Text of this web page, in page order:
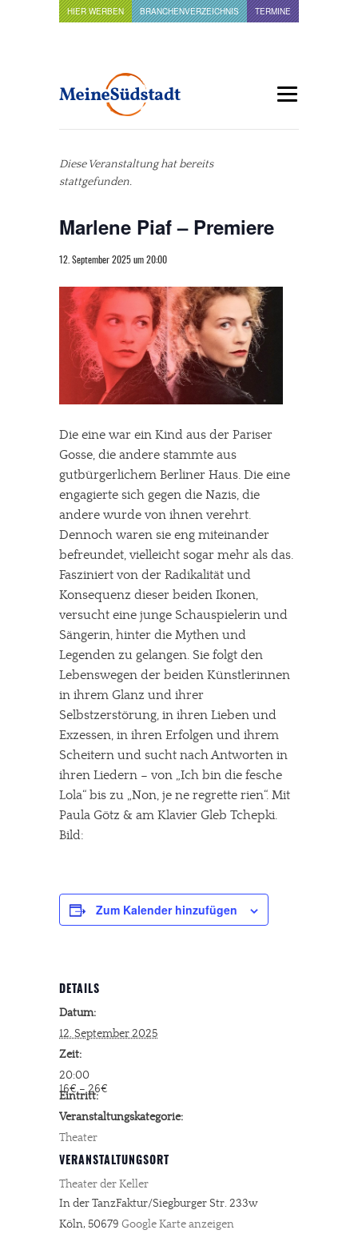
HIER WERBEN BRANCHENVERZEICHNIS TERMINE
Diese Veranstaltung hat bereits
stattgefunden.
Marlene Piaf – Premiere
12. September 2025 um 20:00
Die eine war ein Kind aus der Pariser
Gosse, die andere stammte aus
gutbürgerlichem Berliner Haus. Die eine
engagierte sich gegen die Nazis, die
andere wurde von ihnen verehrt.
Dennoch waren sie eng miteinander
befreundet, vielleicht sogar mehr als das.
Fasziniert von der Radikalität und
Konsequenz dieser beiden Ikonen,
versucht eine junge Schauspielerin und
Sängerin, hinter die Mythen und
Legenden zu gelangen. Sie folgt den
Lebenswegen der beiden Künstlerinnen
in ihrem Glanz und ihrer
Selbstzerstörung, in ihren Lieben und
Exzessen, in ihren Erfolgen und ihrem
Scheitern und sucht nach Antworten in
ihren Liedern – von „Ich bin die fesche
Lola“ bis zu „Non, je ne regrette rien“. Mit
Paula Götz & am Klavier Gleb Tchepki.
Bild:
Zum Kalender hinzufügen
DETAILS
Datum:
12. September 2025
Zeit:
20:00
Eintritt:
16€ – 26€
Veranstaltungskategorie:
Theater
VERANSTALTUNGSORT
Theater der Keller
In der TanzFaktur/Siegburger Str. 233w
Köln, 50679 Google Karte anzeigen